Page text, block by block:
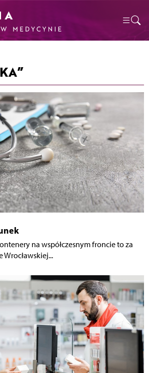
na współczesnym froncie to za
Wrocławskiej...